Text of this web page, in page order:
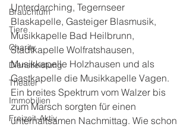
Brauchtum
Tiere
Charity
Dienstleistung
Theater
Immobilien
Freizeit-Aktiv
Unterdarching, Tegernseer
Blaskapelle, Gasteiger Blasmusik,
Musikkapelle Bad Heilbrunn,
Stadtkapelle Wolfratshausen,
Musikkapelle Holzhausen und als
Gastkapelle die Musikkapelle Vagen.
Ein breites Spektrum vom Walzer bis
zum Marsch sorgten für einen
unterhaltsamen Nachmittag. Wie schon